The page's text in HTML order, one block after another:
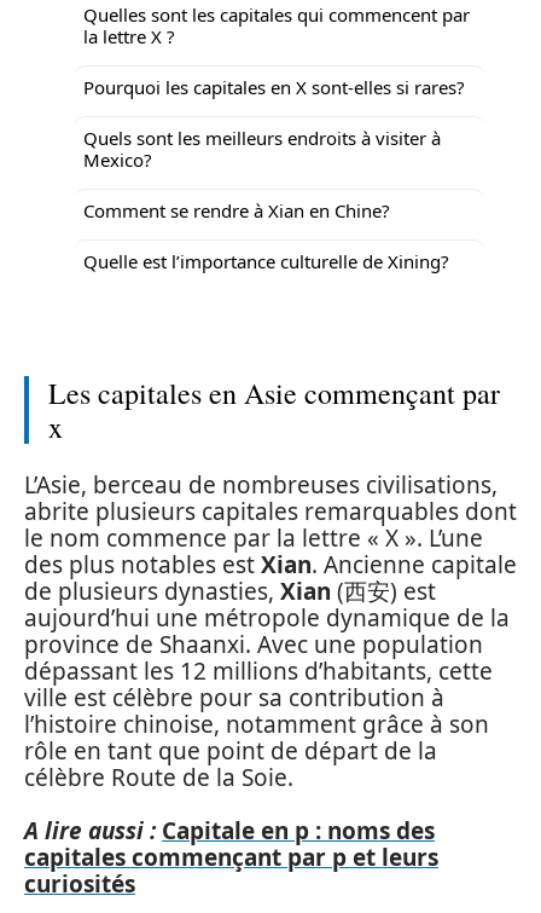
Quelles sont les capitales qui commencent par
la lettre X ?
Pourquoi les capitales en X sont-elles si rares?
Quels sont les meilleurs endroits à visiter à
Mexico?
Comment se rendre à Xian en Chine?
Quelle est l’importance culturelle de Xining?
Les capitales en Asie commençant par
x
L’Asie, berceau de nombreuses civilisations,
abrite plusieurs capitales remarquables dont
le nom commence par la lettre « X ». L’une
des plus notables estXian. Ancienne capitale
de plusieurs dynasties, Xian (西安) est
aujourd’hui une métropole dynamique de la
province de Shaanxi. Avec une population
dépassant les 12 millions d’habitants, cette
ville est célèbre pour sa contribution à
l’histoire chinoise, notamment grâce à son
rôle en tant que point de départ de la
célèbre Route de la Soie.
A lire aussi : Capitale en p : noms des
capitales commençant par p et leurs
curiosités